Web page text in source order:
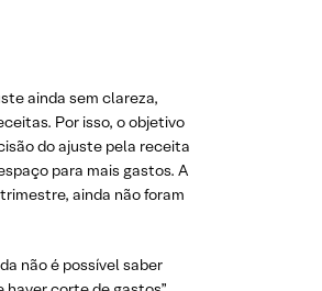
ainda sem clareza,
Por isso, o objetivo
do ajuste pela receita
para mais gastos. A
ainda não foram
não é possível saber